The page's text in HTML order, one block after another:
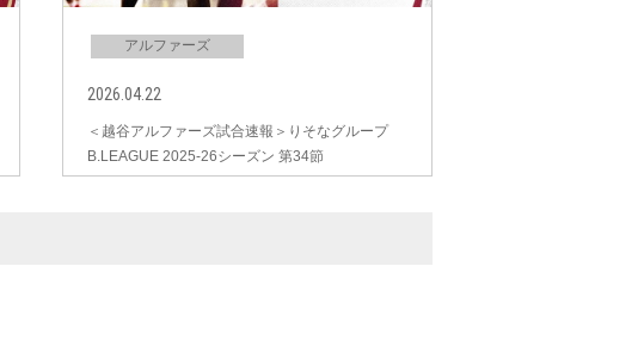
アルファーズ
2026.04.22
＜越谷アルファーズ試合速報＞りそなグループ
B.LEAGUE 2025-26シーズン 第34節